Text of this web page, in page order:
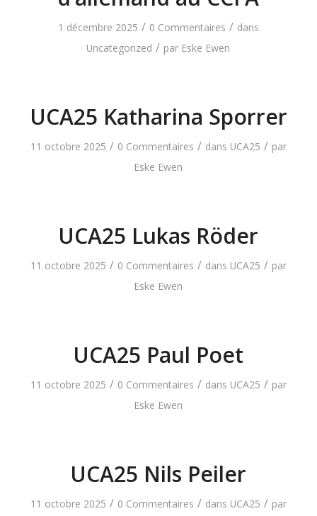
1 décembre 2025 / 0 Commentaires / dans
Uncategorized / par Eske Ewen
UCA25 Katharina Sporrer
11 octobre 2025 / 0 Commentaires / dans UCA25 / par
Eske Ewen
UCA25 Lukas Röder
11 octobre 2025 / 0 Commentaires / dans UCA25 / par
Eske Ewen
UCA25 Paul Poet
11 octobre 2025 / 0 Commentaires / dans UCA25 / par
Eske Ewen
UCA25 Nils Peiler
11 octobre 2025 / 0 Commentaires / dans UCA25 / par